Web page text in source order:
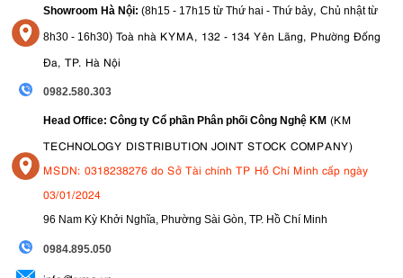
Showroom Hà Nội: (8h15 - 17h15 từ Thứ hai - Thứ bảy, Chủ nhật từ
8h30 - 16h30) Toà nhà KYMA, 132 - 134 Yên Lãng, Phường Đống
Đa, TP. Hà Nội
0982.580.303
Head Office: Công ty Cổ phần Phân phối Công Nghệ KM (KM
TECHNOLOGY DISTRIBUTION JOINT STOCK COMPANY)
MSDN: 0318238276 do Sở Tài chính TP Hồ Chí Minh cấp ngày
03/01/2024
96 Nam Kỳ Khởi Nghĩa, Phường Sài Gòn, TP. Hồ Chí Minh
0984.895.050